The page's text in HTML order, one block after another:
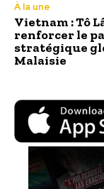
À la une
Vietnam : Tô
renforcer le
stratégique
Malaisie